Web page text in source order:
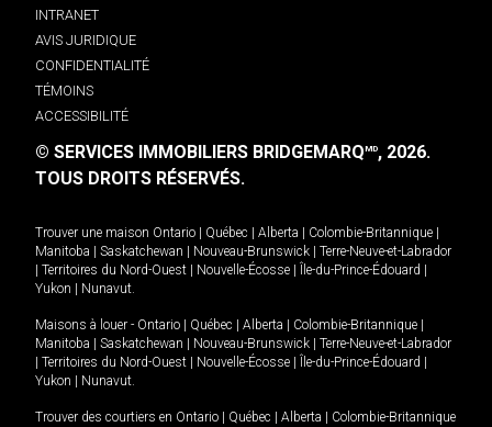
INTRANET
AVIS JURIDIQUE
CONFIDENTIALITÉ
TÉMOINS
ACCESSIBILITÉ
© SERVICES IMMOBILIERS BRIDGEMARQMD, 2026.
TOUS DROITS RÉSERVÉS.
Trouver une maison Ontario Québec Alberta Colombie-Britannique
Manitoba
Saskatchewan Nouveau-Brunswick
Terre-Neuve-et-Labrador
Territoires du Nord-Ouest Nouvelle-Écosse Île-du-Prince-Édouard
Yukon
Nunavut.
Maisons à louer - Ontario Québec Alberta Colombie-Britannique
Manitoba
Saskatchewan Nouveau-Brunswick
Terre-Neuve-et-Labrador
Territoires du Nord-Ouest Nouvelle-Écosse Île-du-Prince-Édouard
Yukon
Nunavut.
Trouver des courtiers en Ontario Québec Alberta
Colombie-Britannique